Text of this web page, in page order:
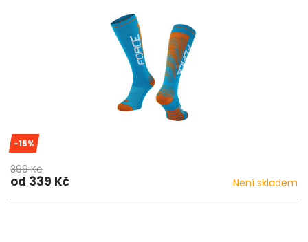
-15%
399 Kč
od 339 Kč Není skladem